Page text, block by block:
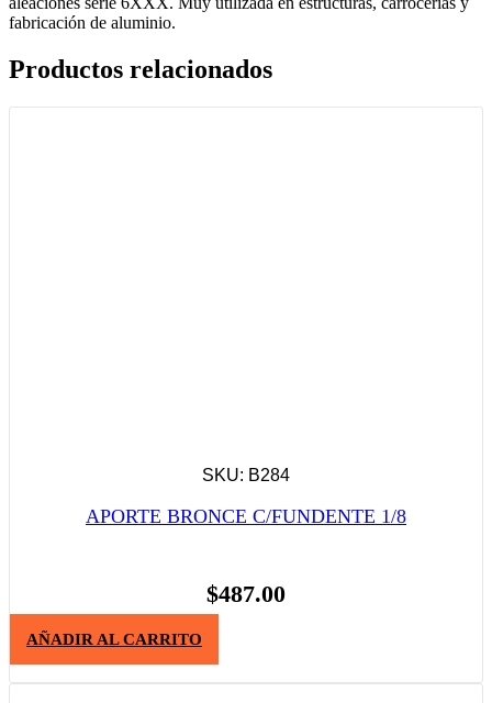
fabricación de aluminio.
Productos relacionados
SKU: B284
APORTE BRONCE C/FUNDENTE 1/8
$487.00
AÑADIR AL CARRITO